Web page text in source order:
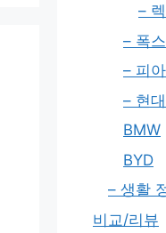
–
– 폭
– 피
– 현대
BMW
BYD
– 생활
비교/리뷰